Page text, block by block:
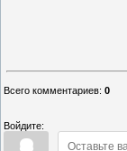
Всего комментариев: 0
Войдите: